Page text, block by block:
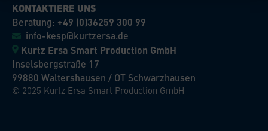
KONTAKTIERE UNS
Beratung: +49 (0)36259 300 99
info-kesp@kurtzersa.de
Kurtz Ersa Smart Production GmbH
Inselsbergstraße 17
99880 Waltershausen / OT Schwarzhausen
© 2025 Kurtz Ersa Smart Production GmbH